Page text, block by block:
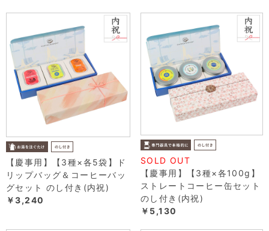
【慶事用】【3種×各5袋】ド
リップバッグ＆コーヒーバッ
グセット のし付き(内祝)
￥3,240
SOLD OUT
【慶事用】【3種×各100g】
ストレートコーヒー缶セット
のし付き(内祝)
￥5,130